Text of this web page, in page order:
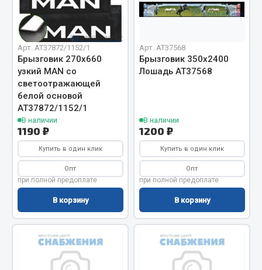
МЕТИЗЫ
Болты
Гайки
Кольца стопорные
Пресс-масленки
Пробки
Пружины
Хомуты
Весь раздел
Соединительные элементы
Camozzi
Арт. AT37872/1152/1
Брызговик 270х660
узкий MAN со
светоотражающей
белой основой
АТ37872/1152/1
В наличии
1190 ₽
Купить в один клик
Опт
при полной предоплате
В корзину
Арт. AT37568
Брызговик 350х2400
Лошадь АТ37568
В наличии
1200 ₽
Купить в один клик
Опт
при полной предоплате
В корзину